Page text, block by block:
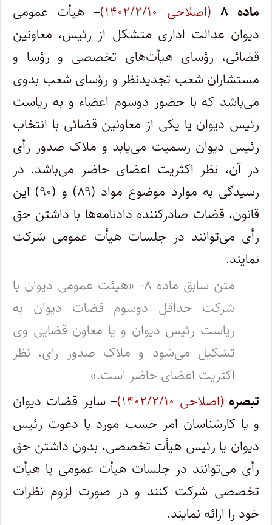
ماده ۸ (اصلاحی ۱۴۰۲/۲/۱۰) –هیأت عمومی
دیوان عدالت اداری متشکل از رئیس، معاونین
قضائی، رؤسای هیأت‌های تخصصی و رؤسا و
مستشاران شعب تجدیدنظر و رؤسای شعب بدوی
می‌باشد که با حضور دوسوم اعضاء و به ریاست
رئیس دیوان یا یکی از معاونین قضائی با انتخاب
رئیس دیوان رسمیت می‌یابد و ملاک صدور رأی
در آن، نظر اکثریت اعضای حاضر می‌باشد. در
رسیدگی به موارد موضوع مواد (۸۹) و (۹۰) این
قانون، قضات صادرکننده دادنامه‌ها با داشتن حق
رأی می‌توانند در جلسات هیأت عمومی شرکت
نمایند.
متن سابق ماده ۸- «هیئت عمومی دیوان با
شرکت حداقل دوسوم قضات دیوان به
ریاست رئیس دیوان و یا معاون قضایی وی
تشکیل می‌شود و ملاک صدور رای، نظر
اکثریت اعضای حاضر است.»
تبصره (اصلاحی ۱۴۰۲/۲/۱۰) –سایر قضات دیوان
و یا کارشناسان امر حسب مورد با دعوت رئیس
دیوان یا رئیس هیأت تخصصی، بدون داشتن حق
رأی می‌توانند در جلسات هیأت عمومی یا هیأت
تخصصی شرکت کنند و در صورت لزوم نظرات
خود را ارائه نمایند.